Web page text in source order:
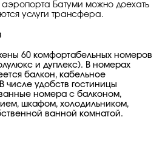
аэропорта Батуми можно доехать
услуги трансфера.
60 комфортабельных номеров
и дуплекс). В номерах
балкон, кабельное
числе удобств гостиницы
номера с балконом,
шкафом, холодильником,
ванной комнатой.